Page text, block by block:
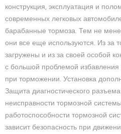
конструкция, эксплуатация и
современных легковых
барабанные тормоза. Тем не
они все еще используются. Из за
загружены и из за своей особой
с большой проблемой
при торможении. Установка
Защита диагностического
неисправности тормозной
работоспособности тормозной
зависит безопасность при